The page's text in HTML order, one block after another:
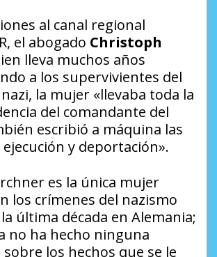
al canal regional
el abogado Christoph
lleva muchos años
a los supervivientes del
la mujer «llevaba toda la
del comandante del
escribió a máquina las
y deportación».
es la única mujer
los crímenes del nazismo
última década en Alemania;
no ha hecho ninguna
los hechos que se le